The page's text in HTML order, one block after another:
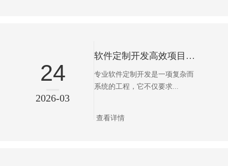
24
2026-03
软件定制开发高效项目管理
专业软件定制开发是一项复杂而
系统的工程，它不仅要求...
查看详情